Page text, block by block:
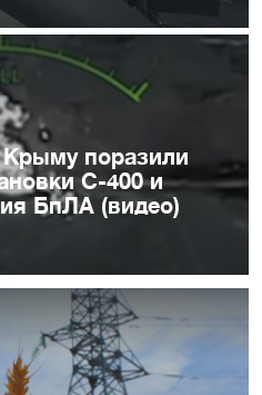
поразили
С-400 и
БпЛА (видео)